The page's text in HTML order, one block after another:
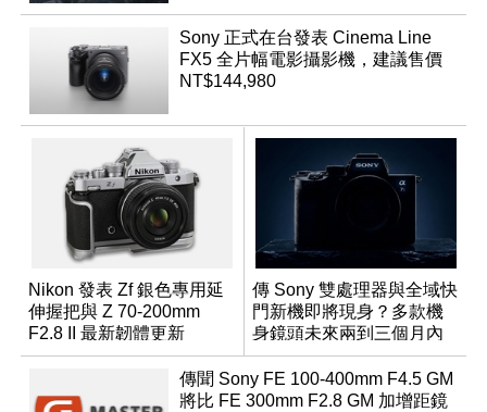
Sony 正式在台發表 Cinema Line
FX5 全片幅電影攝影機，建議售價
NT$144,980
Nikon 發表 Zf 銀色專用延
伸握把與 Z 70-200mm
F2.8 II 最新韌體更新
傳 Sony 雙處理器與全域快
門新機即將現身？多款機
身鏡頭未來兩到三個月內
有望登場
傳聞 Sony FE 100-400mm F4.5 GM
將比 FE 300mm F2.8 GM 加增距鏡